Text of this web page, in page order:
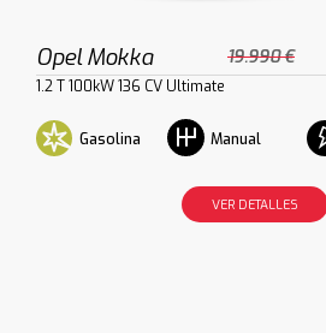
Opel Mokka 19.990 €
1.2 T 100kW 136 CV Ultimate
Gasolina Manual
VER DETALLES